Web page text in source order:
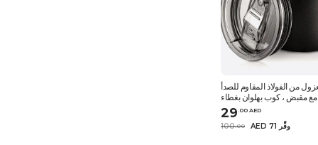
من الفولاذ المقاوم للصدأ
مع مقبض ، كوب بهلوان بغطاء
، كوب سفر مزدوج الجدار
29.00 AED
100.00 AED 71 وفِّر